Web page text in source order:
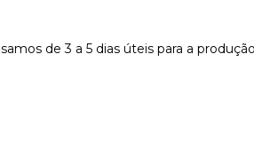
de 3 a 5 dias úteis para a